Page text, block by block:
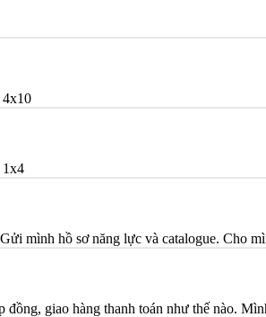
mình hồ sơ năng lực và catalogue. Cho
giao hàng thanh toán như thế nào.